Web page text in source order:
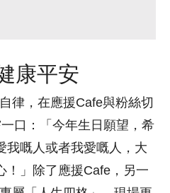
康平安
律，在應援Cafe與粉絲切
口：「今年生日願望，希
我嘅人或者我愛嘅人，大
！」除了應援Cafe，另一